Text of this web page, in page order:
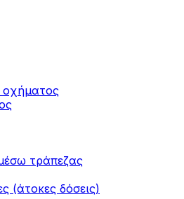
οχήματος
τράπεζας
(άτοκες δόσεις)